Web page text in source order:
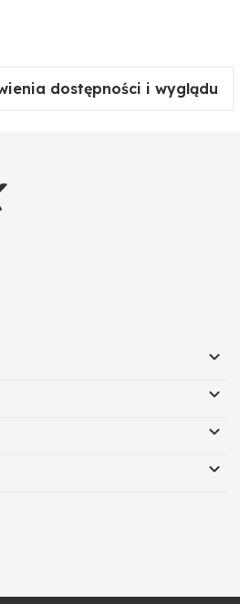
0,3 → 1,5
dostępności i wyglądu